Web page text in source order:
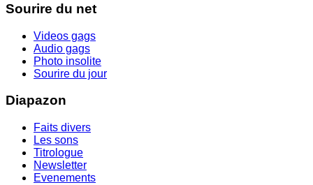
Sourire du net
Videos gags
Audio gags
Photo insolite
Sourire du jour
Diapazon
Faits divers
Les sons
Titrologue
Newsletter
Evenements